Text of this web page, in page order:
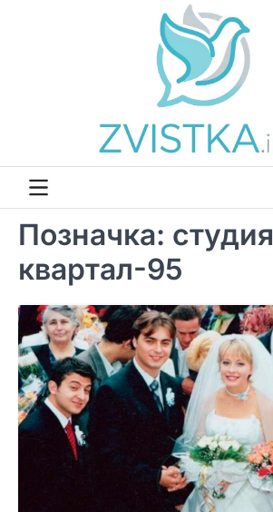
Позначка: студия
квартал-95